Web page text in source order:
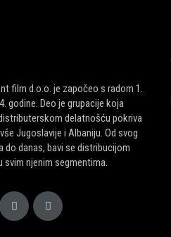
film d.o.o. je započeo s radom 1.
godine. Deo je grupacije koja
delatnošću pokriva
Jugoslavije i Albaniju. Od svog
do danas, bavi se distribucijom
svim njenim segmentima.